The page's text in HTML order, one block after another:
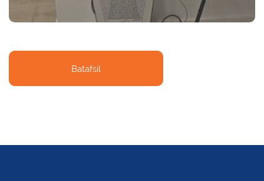
Batafsil